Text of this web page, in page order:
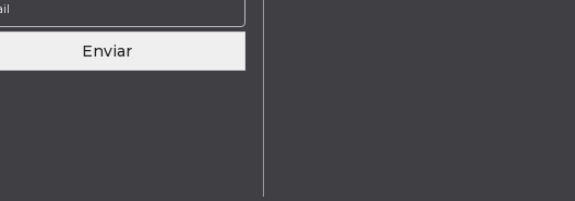
Enviar